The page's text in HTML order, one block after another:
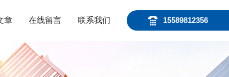
15589812356
章 在线留言 联系我们